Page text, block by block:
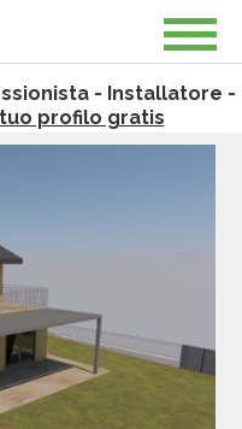
- Installatore -
profilo gratis